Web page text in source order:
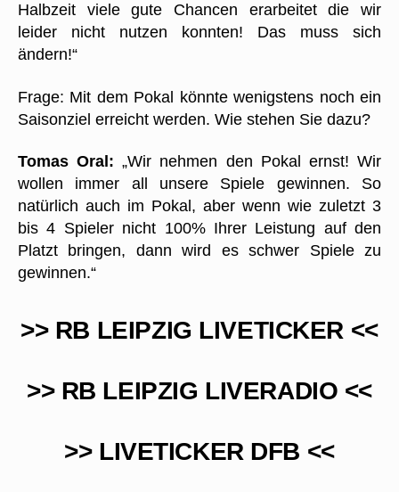
Halbzeit viele gute Chancen erarbeitet die wir
leider nicht nutzen konnten! Das muss sich
ändern!“
Frage: Mit dem Pokal könnte wenigstens noch ein
Saisonziel erreicht werden. Wie stehen Sie dazu?
Tomas Oral: „Wir nehmen den Pokal ernst! Wir
wollen immer all unsere Spiele gewinnen. So
natürlich auch im Pokal, aber wenn wie zuletzt 3
bis 4 Spieler nicht 100% Ihrer Leistung auf den
Platzt bringen, dann wird es schwer Spiele zu
gewinnen.“
>> RB LEIPZIG LIVETICKER <<
>> RB LEIPZIG LIVERADIO <<
>> LIVETICKER DFB <<